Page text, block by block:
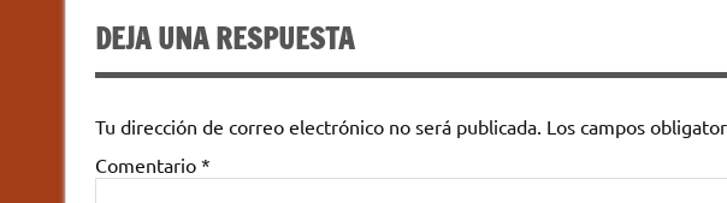
DEJA UNA RESPUESTA
Tu dirección de correo electrónico no será publicada. Los campos
Comentario *